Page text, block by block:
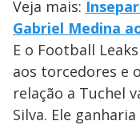
Veja mais:
Gabriel Medina
E o Football
aos torcedores e
relação a Tuchel
Silva. Ele